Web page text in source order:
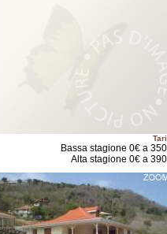
Bassa stagione 0€ a
Alta stagione 0€ a